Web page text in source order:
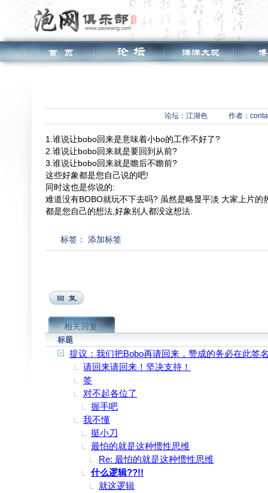
论坛： 江湖色 作者：
1.谁说让bobo回来是意味着小bo的工作不好了?
2.谁说让bobo回来就是要回到从前?
3.谁说让bobo回来就是瞻后不瞻前?
这些好象都是您自己说的吧!
同时这也是你说的:
难道没有BOBO就玩不下去吗? 虽然是略显平淡 大家上片的
都是您自己的想法,好象别人都没这想法.
标签： 添加标签
相关回复
标题
提议：我们把Bobo再请回来，赞成的务必在此签
请回来请回来！坚决支持！
签
对不起各位了
握手吧
我不懂
挺小刀
最怕的就是这种惯性思维
Re: 最怕的就是这种惯性思维
什么逻辑??!!
就这逻辑